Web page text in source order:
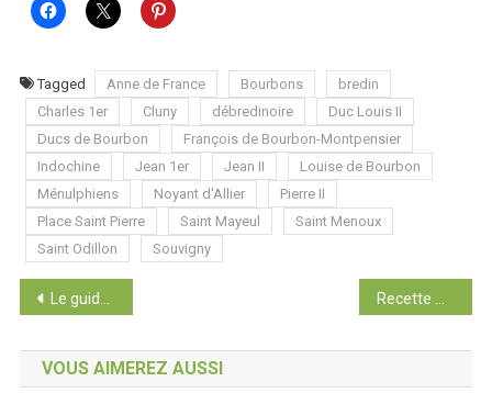
Tagged Anne de France Bourbons
bredin
Charles 1er
Cluny débredinoire
Duc Louis II
Ducs de Bourbon
François de Bourbon-Montpensier
Indochine
Jean 1er Jean II
Louise de Bourbon
Ménulphiens
Noyant d'Allier
Pierre II
Place Saint Pierre
Saint Mayeul
Saint Menoux
Saint Odillon
Souvigny
Navigation
de
l’article
Le guide pour visiter la Thaïlande
VOUS AIMEREZ AUSSI